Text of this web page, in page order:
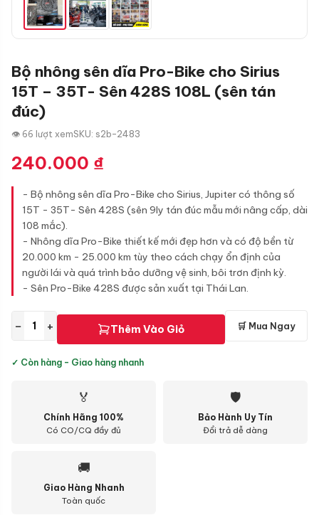
Bộ nhông sên dĩa Pro-Bike cho Sirius
15T – 35T- Sên 428S 108L (sên tán
đúc)
👁 66 lượt xemSKU: s2b-2483
240.000 ₫
- Bộ nhông sên dĩa Pro-Bike cho Sirius, Jupiter có thông số
15T - 35T- Sên 428S (sên 9ly tán đúc mẫu mới nâng cấp, dài
108 mắc).
- Nhông dĩa Pro-Bike thiết kế mới đẹp hơn và có độ bền từ
20.000 km - 25.000 km tùy theo cách chạy ổn định của
người lái và quá trình bảo dưỡng vệ sinh, bôi trơn định kỳ.
- Sên Pro-Bike 428S được sản xuất tại Thái Lan.
− + Thêm Vào Giỏ 🛒 Mua Ngay
✓ Còn hàng - Giao hàng nhanh
🏅
Chính Hãng 100%
Có CO/CQ đầy đủ
🛡
Bảo Hành Uy Tín
Đổi trả dễ dàng
🚚
Giao Hàng Nhanh
Toàn quốc